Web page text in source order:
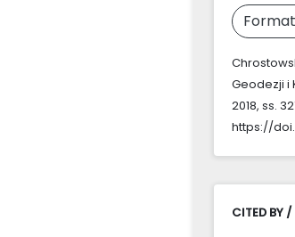
Geodezji i
2018, ss.
https://
CITED BY /